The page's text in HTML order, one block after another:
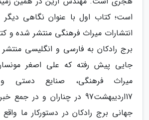
است؛ کتاب اول با عنوان نگاهی
انتشارات میراث فرهنگی منتشر شده و
برج رادکان به فارسی و انگلیسی
جایی پیش رفته که علی اصغر
میراث فرهنگی، صنایع دستی
17اردیبهشت97 در چناران و در
جهانی برج رادکان در دستورکار ما